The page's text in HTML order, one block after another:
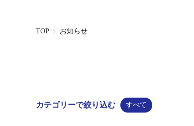
TOP お知らせ
カテゴリーで絞り込む すべて